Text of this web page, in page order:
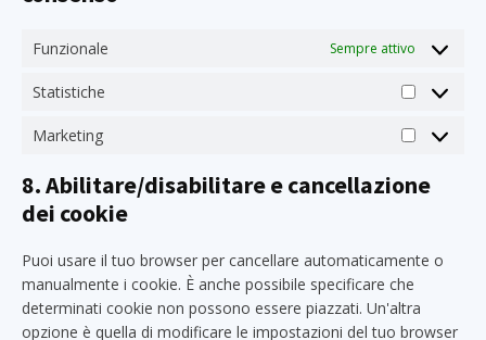
Funzionale Sempre attivo
Statistiche
Statistiche
Marketing
Marketing
8. Abilitare/disabilitare e cancellazione
dei cookie
Puoi usare il tuo browser per cancellare automaticamente o
manualmente i cookie. È anche possibile specificare che
determinati cookie non possono essere piazzati. Un'altra
opzione è quella di modificare le impostazioni del tuo browser